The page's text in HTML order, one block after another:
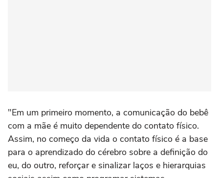
"Em um primeiro momento, a comunicação do bebê
com a mãe é muito dependente do contato físico.
Assim, no começo da vida o contato físico é a base
para o aprendizado do cérebro sobre a definição do
eu, do outro, reforçar e sinalizar laços e hierarquias